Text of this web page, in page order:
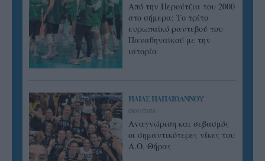
Από την Περούτζια του 2000
στο σήμερα: Tο τρίτο
ευρωπαϊκό ραντεβού του
Παναθηναϊκού με την
ιστορία
ΗΛΙΑΣ ΠΑΠΑΪΩΑΝΝΟΥ
08/03/2026
Αναγνώριση και σεβασμός
οι σημαντικότερες νίκες του
Α.Ο. Θήρας